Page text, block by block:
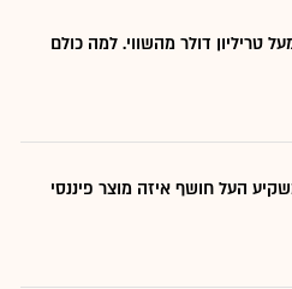
טריליון דולר מהשווי. למה כולם
העל חושף איזה מוצר פיננסי